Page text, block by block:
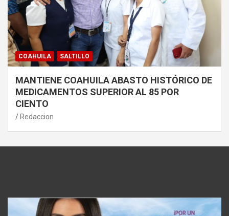
COAHUILA SALTILLO
MANTIENE COAHUILA ABASTO HISTÓRICO DE
MEDICAMENTOS SUPERIOR AL 85 POR
CIENTO
Redaccion